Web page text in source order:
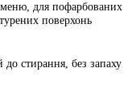
для пофарбованих
поверхонь
до стирання, без запаху